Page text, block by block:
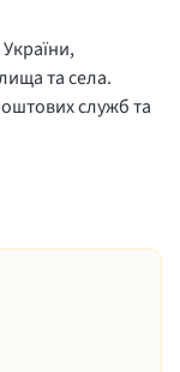
та села.
служб та